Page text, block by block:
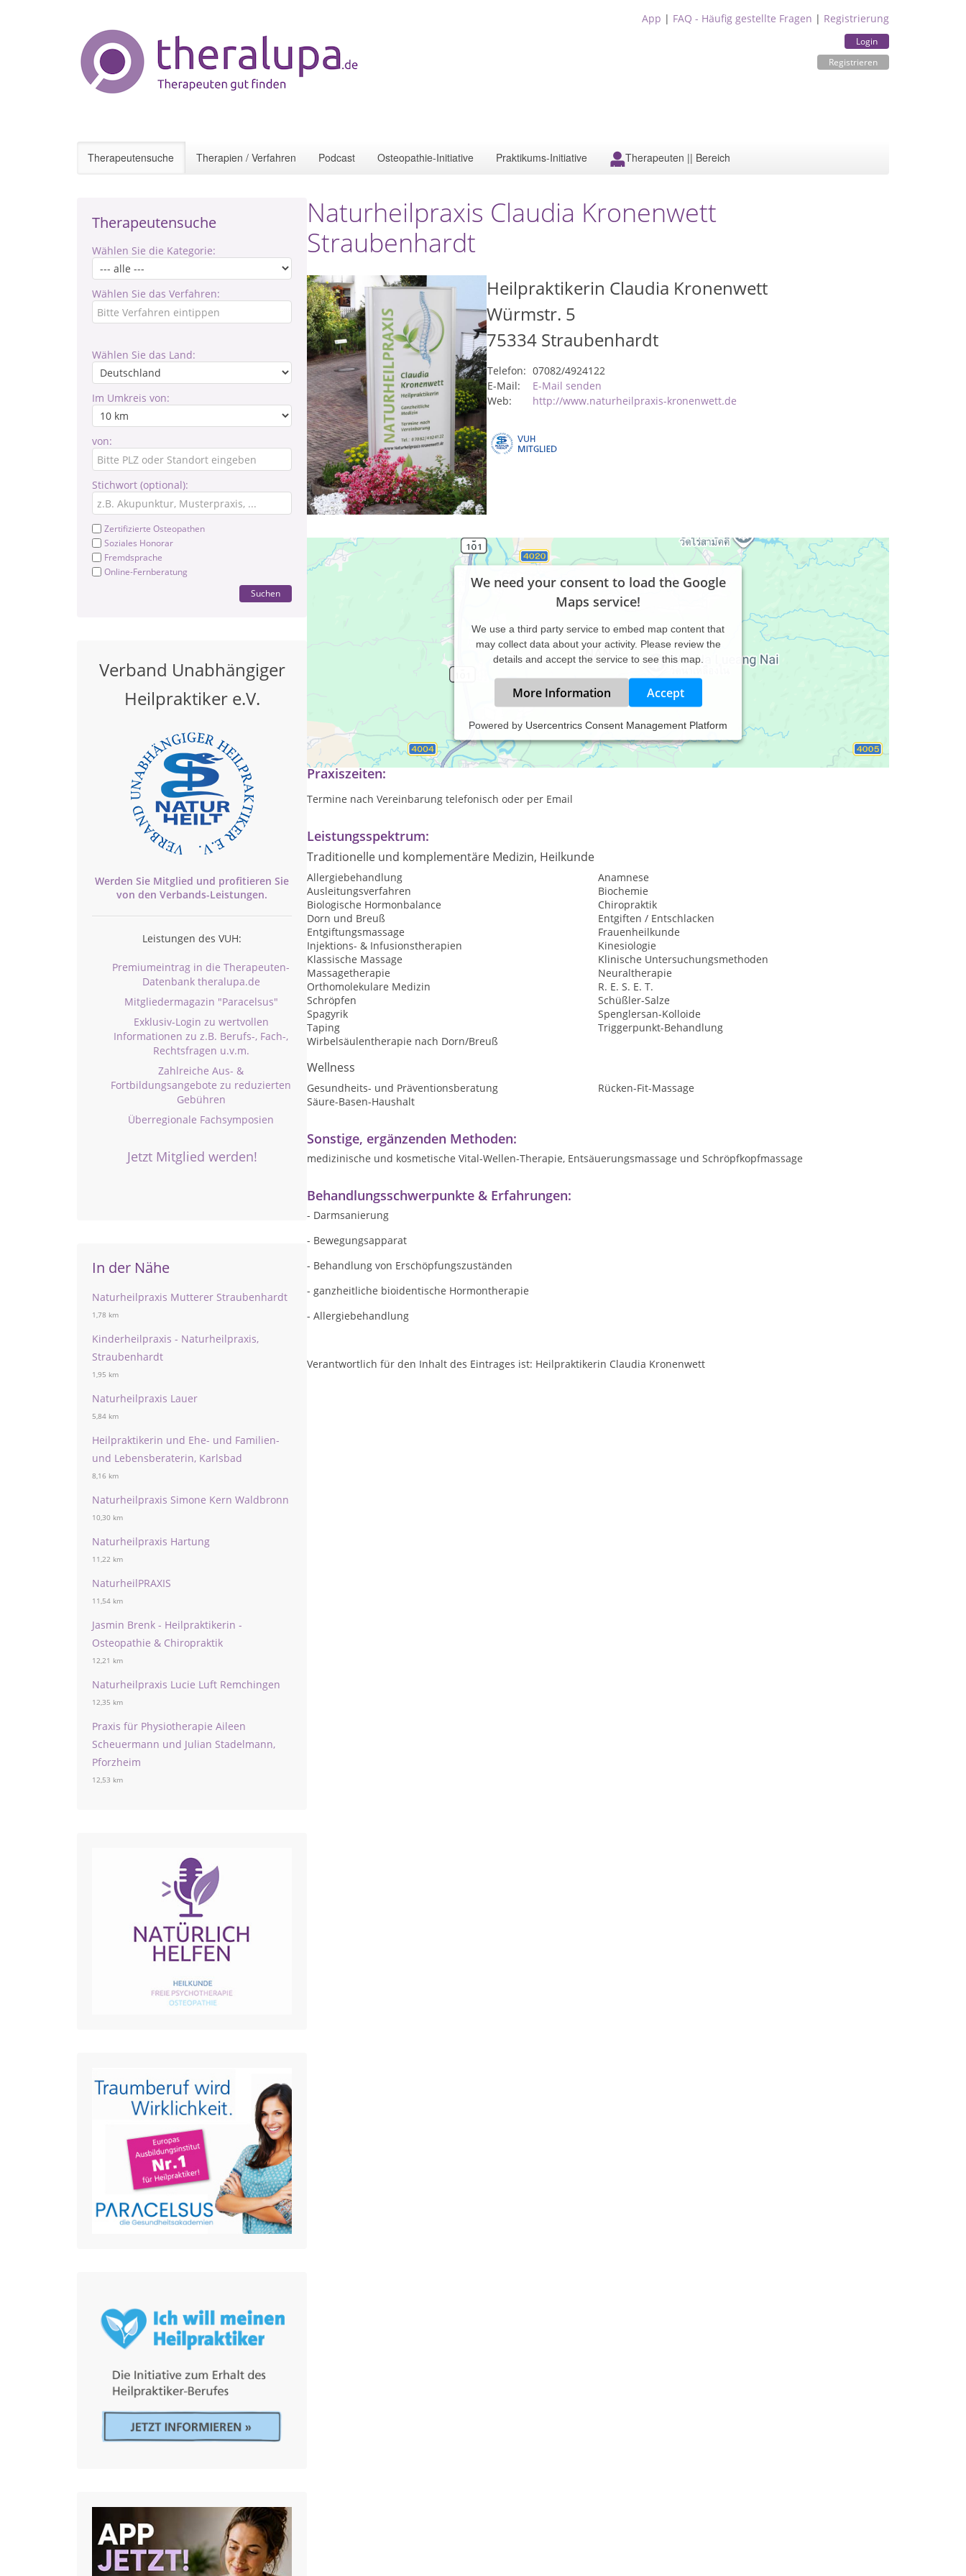
App | FAQ - Häufig gestellte Fragen | Registrierung
Login
Registrieren
Therapeutensuche Therapien / Verfahren Podcast Osteopathie-Initiative Praktikums-Initiative Therapeuten || Bereich
Therapeutensuche
Wählen Sie die Kategorie:
Wählen Sie das Verfahren:
Wählen Sie das Land:
Im Umkreis von:
von:
Stichwort (optional):
Zertifizierte Osteopathen
Soziales Honorar
Fremdsprache
Online-Fernberatung
Suchen
Verband Unabhängiger
Heilpraktiker e.V.
Werden Sie Mitglied und profitieren Sie
von den Verbands-Leistungen.
Leistungen des VUH:
Premiumeintrag in die Therapeuten-
Datenbank theralupa.de
Mitgliedermagazin "Paracelsus"
Exklusiv-Login zu wertvollen
Informationen zu z.B. Berufs-, Fach-,
Rechtsfragen u.v.m.
Zahlreiche Aus- &
Fortbildungsangebote zu reduzierten
Gebühren
Überregionale Fachsymposien
Jetzt Mitglied werden!
In der Nähe
Naturheilpraxis Mutterer Straubenhardt
1,78 km
Kinderheilpraxis - Naturheilpraxis,
Straubenhardt
1,95 km
Naturheilpraxis Lauer
5,84 km
Heilpraktikerin und Ehe- und Familien-
und Lebensberaterin, Karlsbad
8,16 km
Naturheilpraxis Simone Kern Waldbronn
10,30 km
Naturheilpraxis Hartung
11,22 km
NaturheilPRAXIS
11,54 km
Jasmin Brenk - Heilpraktikerin -
Osteopathie & Chiropraktik
12,21 km
Naturheilpraxis Lucie Luft Remchingen
12,35 km
Praxis für Physiotherapie Aileen
Scheuermann und Julian Stadelmann,
Pforzheim
12,53 km
Naturheilpraxis Claudia Kronenwett
Straubenhardt
Heilpraktikerin Claudia Kronenwett
Würmstr. 5
75334 Straubenhardt
Telefon: 07082/4924122
E-Mail:
E-Mail senden
Web:
http://www.naturheilpraxis-kronenwett.de
We need your consent to load the Google
Maps service!
We use a third party service to embed map content that
may collect data about your activity. Please review the
details and accept the service to see this map.
More Information Accept
Powered by Usercentrics Consent Management Platform
(Spät)Abendtermine für Berufstätige, Hausbesuche möglich
Praxiszeiten:
Termine nach Vereinbarung telefonisch oder per Email
Leistungsspektrum:
Traditionelle und komplementäre Medizin, Heilkunde
Allergiebehandlung
Anamnese
Ausleitungsverfahren
Biochemie
Biologische Hormonbalance
Chiropraktik
Dorn und Breuß
Entgiften / Entschlacken
Entgiftungsmassage
Frauenheilkunde
Injektions- & Infusionstherapien
Kinesiologie
Klassische Massage
Klinische Untersuchungsmethoden
Massagetherapie
Neuraltherapie
Orthomolekulare Medizin
R. E. S. E. T.
Schröpfen
Schüßler-Salze
Spagyrik
Spenglersan-Kolloide
Taping
Triggerpunkt-Behandlung
Wirbelsäulentherapie nach Dorn/Breuß
Wellness
Gesundheits- und Präventionsberatung
Rücken-Fit-Massage
Säure-Basen-Haushalt
Sonstige, ergänzenden Methoden:
medizinische und kosmetische Vital-Wellen-Therapie, Entsäuerungsmassage und Schröpfkopfmassage
Behandlungsschwerpunkte & Erfahrungen:
- Darmsanierung
- Bewegungsapparat
- Behandlung von Erschöpfungszuständen
- ganzheitliche bioidentische Hormontherapie
- Allergiebehandlung
Verantwortlich für den Inhalt des Eintrages ist: Heilpraktikerin Claudia Kronenwett